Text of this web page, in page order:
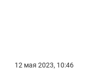
12 мая 2023, 10:46